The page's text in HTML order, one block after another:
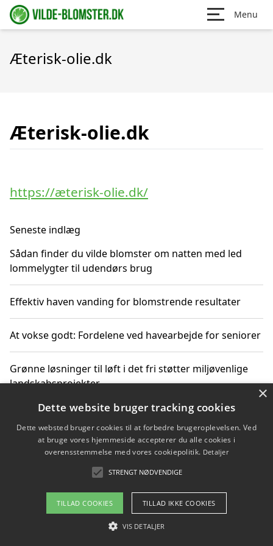
Menu
Æterisk-olie.dk
Æterisk-olie.dk
https://æterisk-olie.dk/
Seneste indlæg
Sådan finder du vilde blomster om natten med led
lommelygter til udendørs brug
Effektiv haven vanding for blomstrende resultater
At vokse godt: Fordelene ved havearbejde for seniorer
Grønne løsninger til løft i det fri støtter miljøvenlige
landskabsprojekter
Gør haven til et frirum for familien og naturen
Copyright 2026 - Pilanto Aps
Om / kontakt
Blog Betingelser
×
Dette website bruger tracking cookies
Dette websted bruger cookies til at forbedre brugeroplevelsen. Ved
at bruge vores hjemmeside accepterer du alle cookies i
overensstemmelse med vores cookiepolitik. Detaljer
STRENGT NØDVENDIGE
TILLAD COOKIES TILLAD IKKE COOKIES
VIS DETALJER